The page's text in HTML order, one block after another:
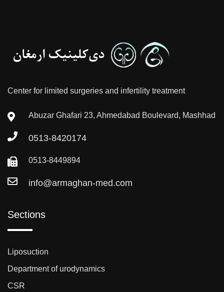
Center for limited surgeries and infertility treatment
Abuzar Ghafari 23, Ahmedabad Boulevard, Mashhad
0513-8420174
0513-8449894
info@armaghan-med.com
Sections
Liposuction
Department of urodynamics
CSR